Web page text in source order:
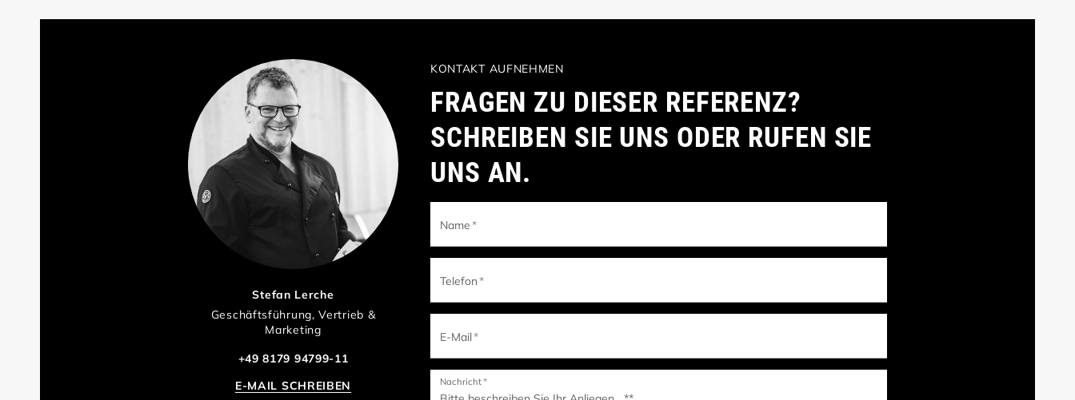
Stefan Lerche
Geschäftsführung, Vertrieb &
Marketing
+49 8179 94799-11
E-MAIL SCHREIBEN
KONTAKT AUFNEHMEN
FRAGEN ZU DIESER REFERENZ?
SCHREIBEN SIE UNS ODER RUFEN SIE
UNS AN.
Name*
Telefon*
E-Mail*
Nachricht*